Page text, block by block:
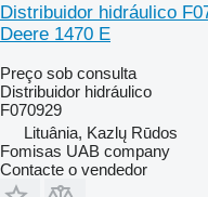
Distribuidor hidráulico
Deere 1470 E
Preço sob consulta
Distribuidor hidráulico
F070929
Lituânia, Kazlų Rūdos
Fomisas UAB company
Contacte o vendedor